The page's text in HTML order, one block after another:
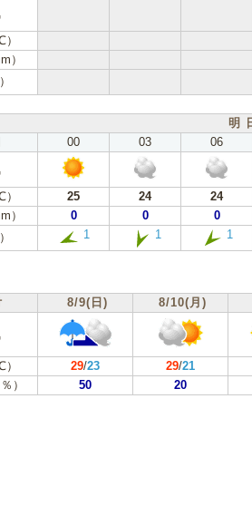
）
明
00 03 06
25 24 24
）
0 0 0
1 1 1
8/9(日) 8/10(月)
29/23 29/21
）
50 20